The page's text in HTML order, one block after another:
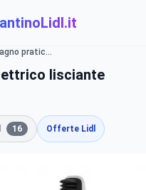
Per un bagno pratico e funzionale Lidl
lisciante
16 Offerte Lidl